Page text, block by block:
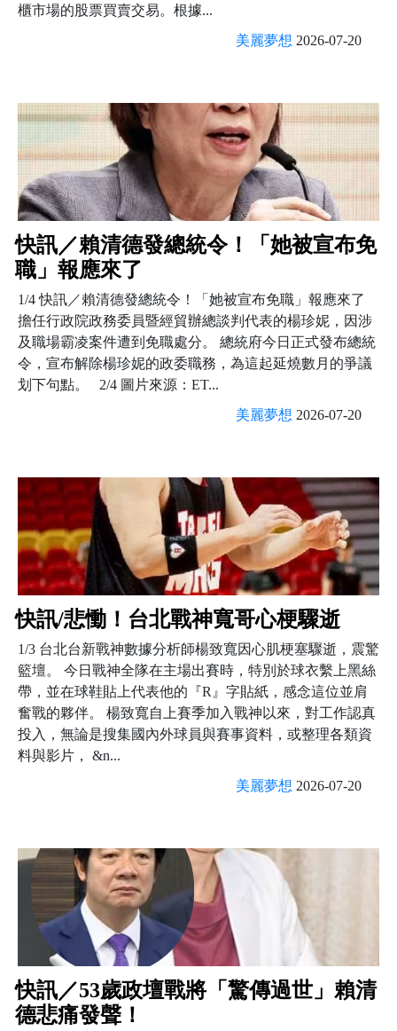
櫃市場的股票買賣交易。根據...
美麗夢想 2026-07-20
快訊／賴清德發總統令！「她被宣布免
職」報應來了
1/4 快訊／賴清德發總統令！「她被宣布免職」報應來了
擔任行政院政務委員暨經貿辦總談判代表的楊珍妮，因涉
及職場霸凌案件遭到免職處分。 總統府今日正式發布總統
令，宣布解除楊珍妮的政委職務，為這起延燒數月的爭議
划下句點。 2/4 圖片來源：ET...
美麗夢想 2026-07-20
快訊/悲慟！台北戰神寬哥心梗驟逝
1/3 台北台新戰神數據分析師楊致寬因心肌梗塞驟逝，震驚
籃壇。 今日戰神全隊在主場出賽時，特別於球衣繫上黑絲
帶，並在球鞋貼上代表他的『R』字貼紙，感念這位並肩
奮戰的夥伴。 楊致寬自上賽季加入戰神以來，對工作認真
投入，無論是搜集國內外球員與賽事資料，或整理各類資
料與影片， &n...
美麗夢想 2026-07-20
快訊／53歲政壇戰將「驚傳過世」賴清
德悲痛發聲！